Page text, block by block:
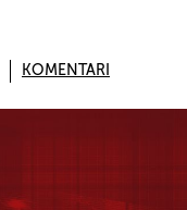
KOMENTARI